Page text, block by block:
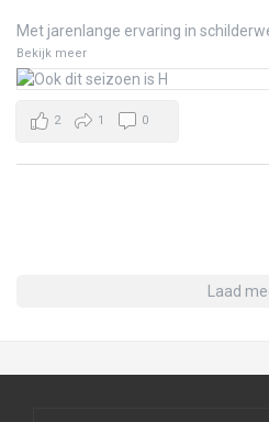
Met jarenlange ervaring in
Bekijk meer
2 1 0
Laad